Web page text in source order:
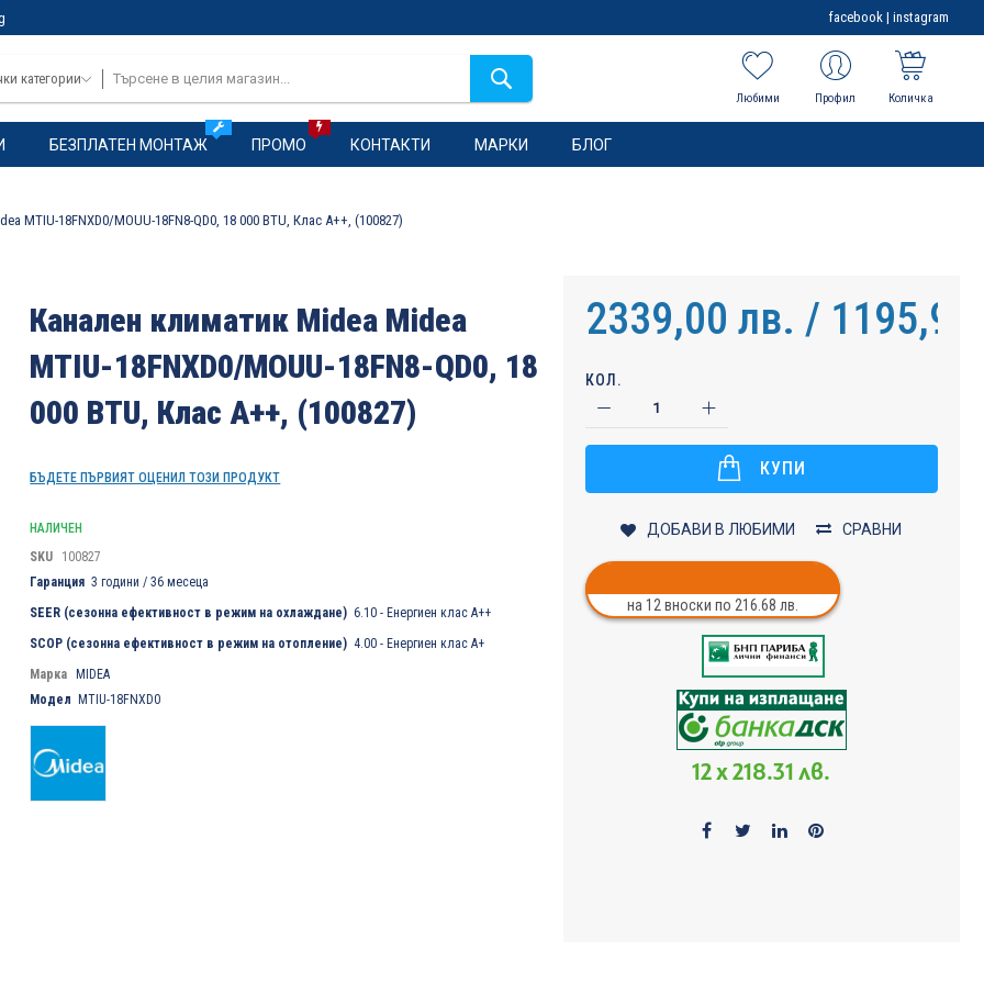
facebook | instagram
категории
Любими Профил Количка
БЕЗПЛАТЕН МОНТАЖ ПРОМО КОНТАКТИ МАРКИ БЛОГ
MTIU-18FNXD0/MOUU-18FN8-QD0, 18 000 BTU, Клас A++, (100827)
Канален климатик Midea Midea
MTIU-18FNXD0/MOUU-18FN8-QD0, 18
000 BTU, Клас A++, (100827)
БЪДЕТЕ ПЪРВИЯТ ОЦЕНИЛ ТОЗИ ПРОДУКТ
НАЛИЧЕН
SKU
100827
Гаранция 3 години / 36 месеца
SEER (сезонна ефективност в режим на охлаждане) 6.10 - Енергиен клас A++
SCOP (сезонна ефективност в режим на отопление) 4.00 - Енергиен клас А+
Марка MIDEA
Модел MTIU-18FNXD0
2339,00 лв. / 1195,91
КОЛ.
КУПИ
ДОБАВИ В ЛЮБИМИ СРАВНИ
на 12 вноски по 216.68 лв.
12 x 218.31 лв.